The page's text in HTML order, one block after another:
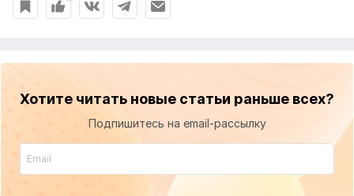
Хотите читать новые статьи раньше всех?
Подпишитесь на email-рассылку